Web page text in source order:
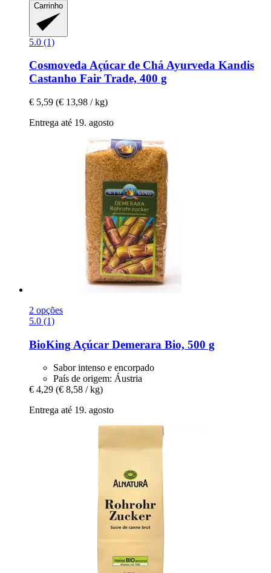
Carrinho
5.0 (1)
CosmovedaAçúcar de Chá Ayurveda Kandis
Castanho Fair Trade, 400 g
€ 5,59 (€ 13,98 / kg)
Entrega até 19. agosto
2 opções
5.0 (1)
BioKing Açúcar Demerara Bio, 500 g
Sabor intenso e encorpado
País de origem: Áustria
€ 4,29 (€ 8,58 / kg)
Entrega até 19. agosto